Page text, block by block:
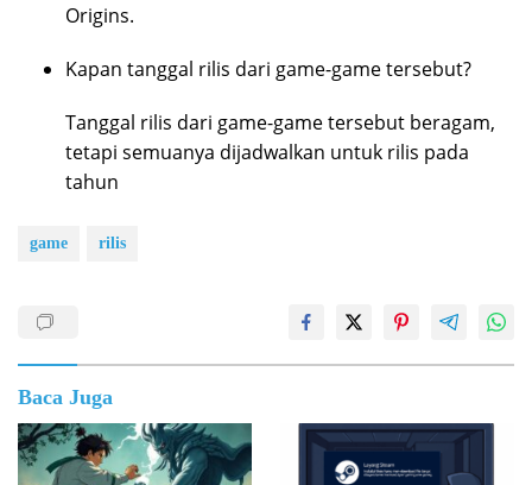
Origins.
Kapan tanggal rilis dari game-game tersebut?
Tanggal rilis dari game-game tersebut beragam,
tetapi semuanya dijadwalkan untuk rilis pada
tahun
game rilis
Baca Juga